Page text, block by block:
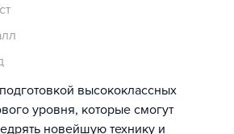
высококлассных
уровня, которые смогут
новейшую технику и